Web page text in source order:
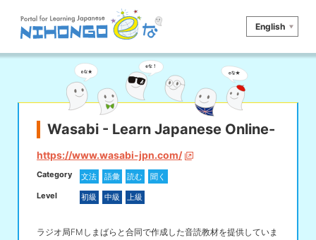
English
サイト検索
書く 聞く
話す 文法 語彙
かな 漢字
辞書・翻訳 文化・社会
Wasabi - Learn Japanese Online-
https://www.wasabi-jpn.com/
Category 文法 語彙 読む
聞く
Level
初級 中級 上級
ラジオ局FMしまばらと合同で作成した音読教材を提供していま